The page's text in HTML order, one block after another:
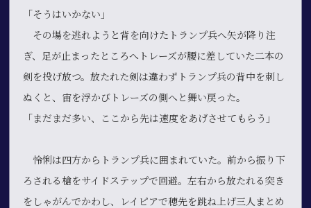
「そうはいかない」
その場を逃れようと背を向けたトランプ兵へ矢が降り注
ぎ、足が止まったところへトレーズが腰に差していた二本の
剣を投げ放つ。放たれた剣は違わずトランプ兵の背中を刺し
ぬくと、宙を浮かびトレーズの側へと舞い戻った。
「まだまだ多い、ここから先は速度をあげさせてもらう」
怜悧は四方からトランプ兵に囲まれていた。前から振り下
ろされる槍をサイドステップで回避。左右から放たれる突き
をしゃがんでかわし、レイピアで穂先を跳ね上げ三人まとめ